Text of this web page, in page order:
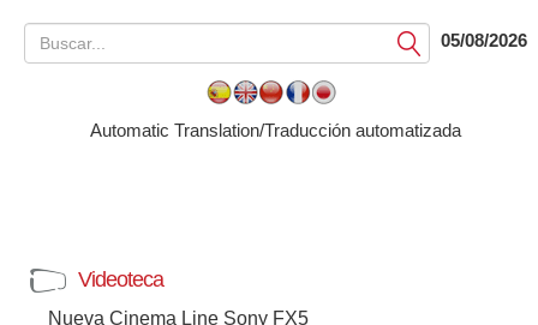
Submit05/08/2026
Automatic Translation/Traducción automatizada
Videoteca
Nueva Cinema Line Sony FX5